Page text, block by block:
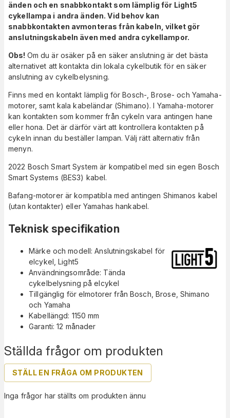
Ställda frågor om produkten
STÄLL EN FRÅGA OM PRODUKTEN
Inga frågor har ställts om produkten ännu
änden och en snabbkontakt som lämplig för Light5
cykellampa i andra änden. Vid behov kan
snabbkontakten avmonteras från kabeln, vilket gör
anslutningskabeln även med andra cykellampor.
Obs! Om du är osäker på en säker anslutning är det bästa
alternativet att kontakta din lokala cykelbutik för en säker
anslutning av cykelbelysning.
Finns med en kontakt lämplig för Bosch-, Brose- och Yamaha-
motorer, samt kala kabeländar (Shimano). I Yamaha-motorer
kan kontakten som kommer från cykeln vara antingen hane
eller hona. Det är därför värt att kontrollera kontakten på
cykeln innan du beställer lampan. Välj rätt alternativ från
menyn.
2022 Bosch Smart System är kompatibel med sin egen Bosch
Smart Systems (BES3) kabel.
Bafang-motorer är kompatibla med antingen Shimanos kabel
(utan kontakter) eller Yamahas hankabel.
Teknisk specifikation
Märke och modell: Anslutningskabel för
elcykel, Light5
Användningsområde: Tända
cykelbelysning på elcykel
Tillgänglig för elmotorer från Bosch, Brose, Shimano
och Yamaha
Kabellängd: 1150 mm
Garanti: 12 månader